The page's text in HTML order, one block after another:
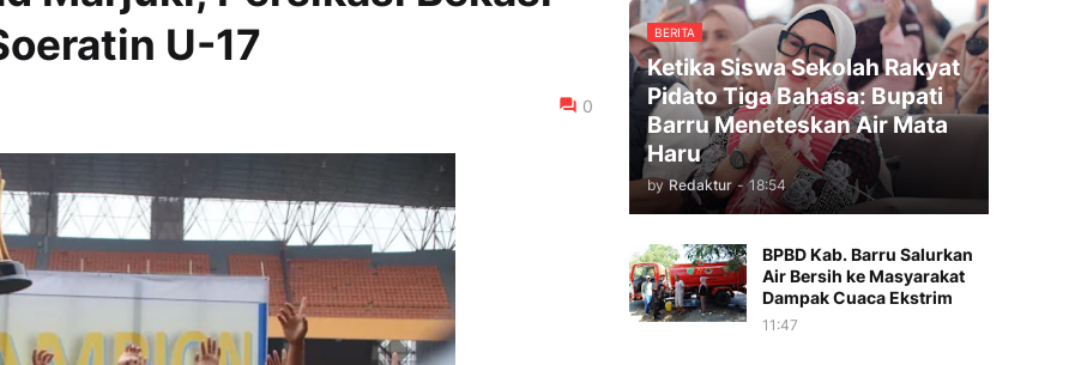
U-17
0
BERITA
Ketika Siswa Sekolah Rakyat
Pidato Tiga Bahasa: Bupati
Barru Meneteskan Air Mata
Haru
by Redaktur - 18:54
BPBD Kab. Barru Salurkan
Air Bersih ke Masyarakat
Dampak Cuaca Ekstrim
11:47